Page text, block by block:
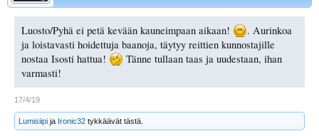
Luosto/Pyhä ei petä kevään kauneimpaan aikaan!
. Aurinkoa
ja loistavasti hoidettuja baanoja, täytyy reittien kunnostajille
nostaa Isosti hattua!
Tänne tullaan taas ja uudestaan, ihan
varmasti!
17/4/19
Lumisiipi ja Ironic32 tykkäävät tästä.